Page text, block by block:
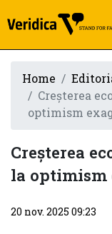
Home
Creşterea
optimism
Creşterea
la optimism
20 nov. 2025 09:23